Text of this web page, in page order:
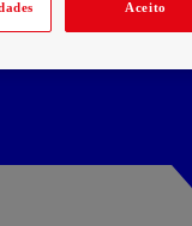
Aceito